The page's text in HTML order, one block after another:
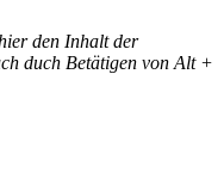
den Inhalt der
duch Betätigen von Alt +